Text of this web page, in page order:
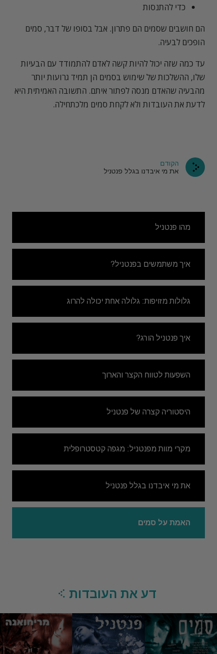
כדי להתנסות
הם חושבים שסמים הם פתרון. אבל בסופו של דבר, סמים
הופכים לבעיה.
עד כמה שזה יכול להיות קשה לאדם להתמודד עם הבעיות
שלו, ההשלכות של שימוש בסמים הן תמיד גרועות יותר
מהבעיה שהאדם מנסה לפתור איתם. התשובה האמיתית היא
לדעת את העובדות ולא לקחת סמים מלכתחילה.
הקודם
את מי איבדנו בגלל פנטניל
מהו פנטניל
איך משתמשים בפנטניל?
גלולות מזויפות: גלולה אחת יכולה להרוג
איך פנטניל הורג?
השפעות לטווח הקצר והארוך
היסטוריה קצרה של פנטניל
מקרי מוות מפנטניל: מגפה קטסטרופלית
את מי איבדנו בגלל פנטניל
האמת על סמים
דע את העובדות